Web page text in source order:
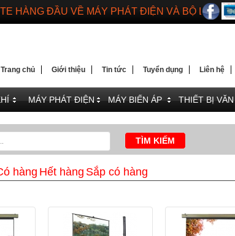
HÀNG ĐẦU VỀ MÁY PHÁT ĐIỆN VÀ BỘ LƯU
Trang chủ Giới thiệu Tin tức Tuyển dụng Liên hệ
MÁY PHÁT ĐIỆN MÁY BIẾN ÁP THIẾT BỊ
hàng Hết hàng Sắp có hàng